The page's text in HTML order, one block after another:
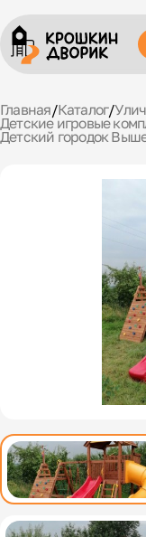
Главная/Каталог/
Детские игровые
Детский городок